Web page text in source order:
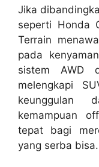
Jika
seperti Honda
Terrain
pada
sistem AWD
melengkapi
keunggulan
kemampuan
tepat bagi
yang serba bisa.